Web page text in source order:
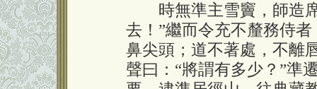
時無準主雪竇，師造席
去！”繼而令充不釐務侍
鼻尖頭；道不著處，不離
聲曰：“將謂有多少？”準